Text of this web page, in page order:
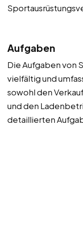
Aufgaben
Die Aufgaben von
vielfältig und
sowohl den
und den
detaillierten